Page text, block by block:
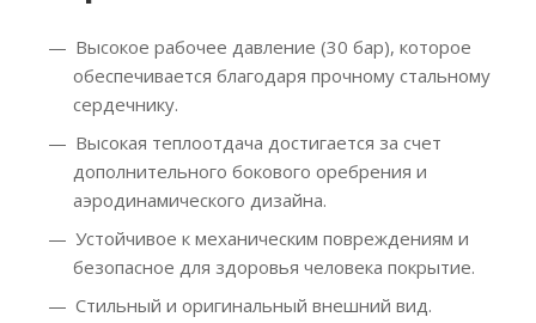
Высокое рабочее давление (30 бар), которое
обеспечивается благодаря прочному стальному
сердечнику.
Высокая теплоотдача достигается за счет
дополнительного бокового оребрения и
аэродинамического дизайна.
Устойчивое к механическим повреждениям и
безопасное для здоровья человека покрытие.
Стильный и оригинальный внешний вид.